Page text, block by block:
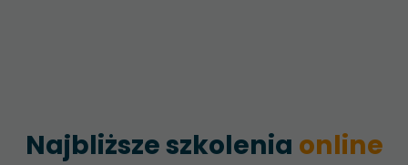
Najbliższe szkolenia online